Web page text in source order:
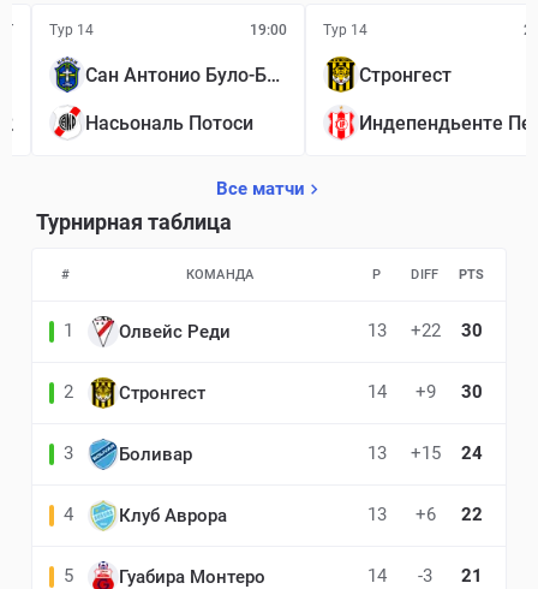
2
Тур 14 19:00
Сан Антонио Було-Було
Насьональ Потоси
Тур 14
Стронгест
Все матчи
Турнирная таблица
# КОМАНДА P DIFF PTS
1 Олвейс Реди 13 +22 30
2 Стронгест 14 +9 30
3 Боливар 13 +15 24
4 Клуб Аврора 13 +6 22
5 Гуабира Монтеро 14 -3 21